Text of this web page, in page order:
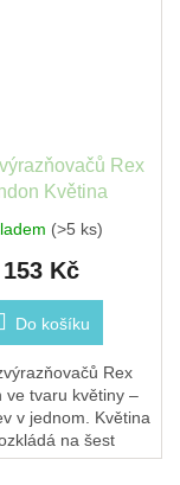
Rex
Květina
(>5 ks)
153 Kč
Do košíku
Rex
ve tvaru květiny –
v jednom. Květina
na šest
modrou,